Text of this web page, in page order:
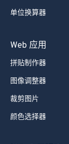
单位换算器
Web 应用
拼贴制作器
图像调整器
裁剪图片
颜色选择器